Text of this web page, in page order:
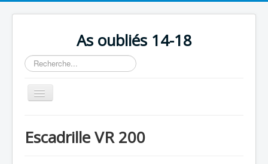
As oubliés 14-18
Rechercher
Basculer
la
Chronologie
Escadrille VR 200